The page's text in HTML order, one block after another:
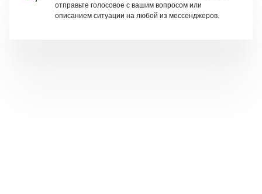
отправьте голосовое с вашим вопросом или
описанием ситуации на любой из мессенджеров.